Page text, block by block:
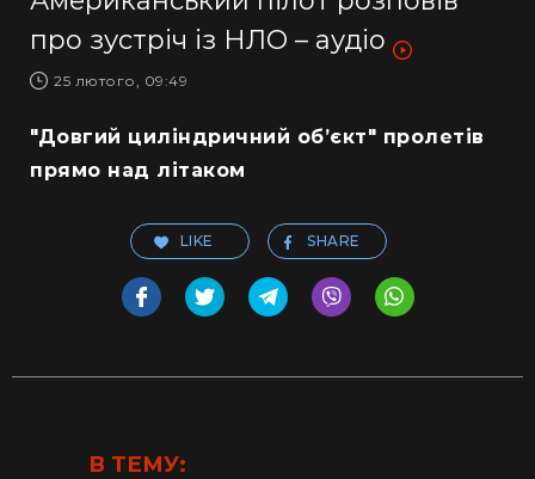
про зустріч із НЛО – аудіо
25 лютого, 09:49
"Довгий циліндричний об’єкт" пролетів
прямо над літаком
LIKE SHARE
В ТЕМУ: